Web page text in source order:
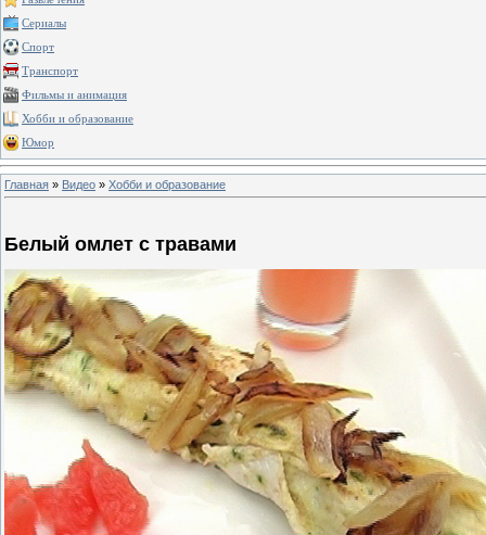
Сериалы
Спорт
Транспорт
Фильмы и анимация
Хобби и образование
Юмор
Главная » Видео » Хобби и образование
Белый омлет с травами